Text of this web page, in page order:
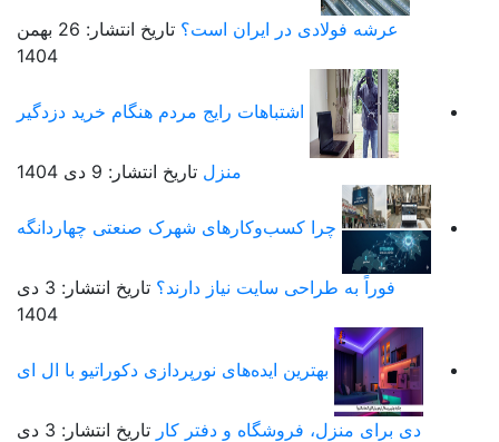
عرشه فولادی در ایران است؟
تاریخ انتشار: 26 بهمن
1404
اشتباهات رایج مردم هنگام خرید دزدگیر
منزل تاریخ انتشار: 9 دی 1404
چرا کسب‌وکارهای شهرک صنعتی چهاردانگه
فوراً به طراحی سایت نیاز دارند؟
تاریخ انتشار: 3 دی
1404
بهترین ایده‌های نورپردازی دکوراتیو با ال ای
دی برای منزل، فروشگاه و دفتر کار
تاریخ انتشار: 3 دی